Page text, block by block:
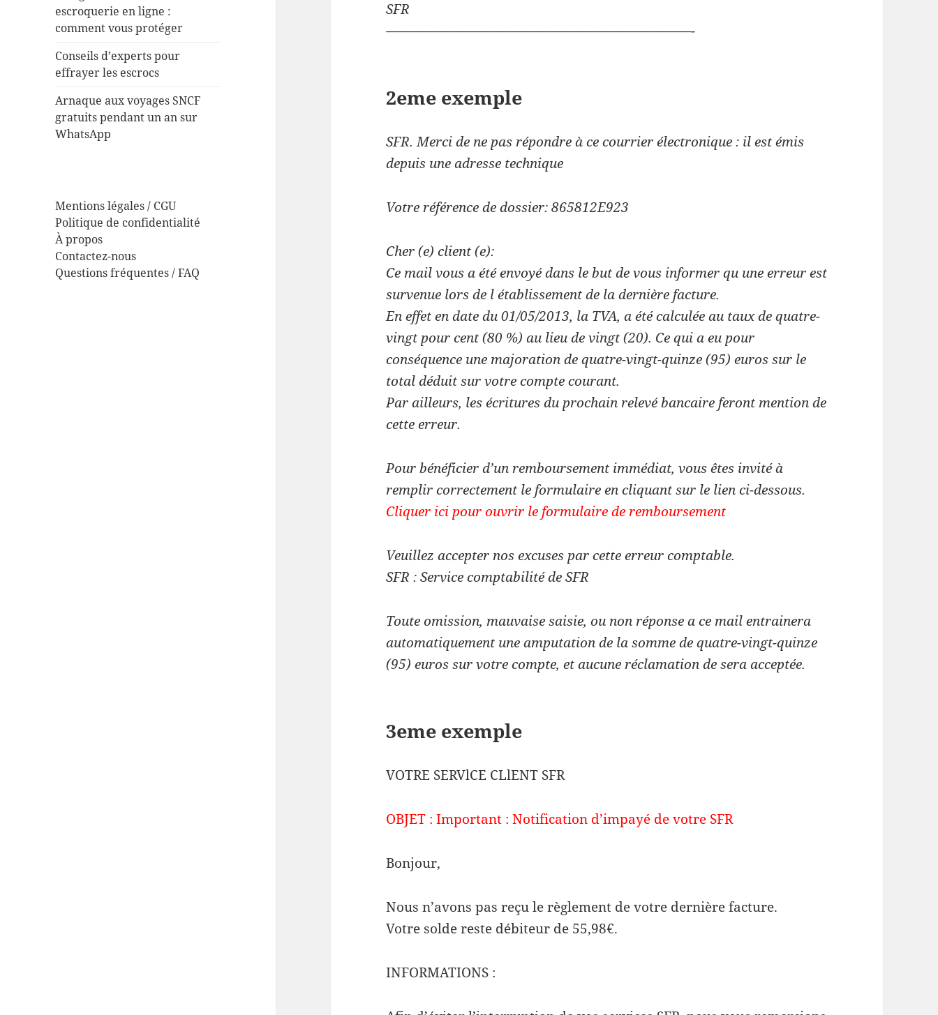
escroquerie en ligne :
comment vous protéger
Conseils d’experts pour
effrayer les escrocs
Arnaque aux voyages SNCF
gratuits pendant un an sur
WhatsApp
Mentions légales / CGU
Politique de confidentialité
À propos
Contactez-nous
Questions fréquentes / FAQ
SFR
———————————————————————-
2eme exemple
SFR. Merci de ne pas répondre à ce courrier électronique : il est émis
depuis une adresse technique
Votre référence de dossier: 865812E923
Cher (e) client (e):
Ce mail vous a été envoyé dans le but de vous informer qu une erreur est
survenue lors de l établissement de la dernière facture.
En effet en date du 01/05/2013, la TVA, a été calculée au taux de quatre-
vingt pour cent (80 %) au lieu de vingt (20). Ce qui a eu pour
conséquence une majoration de quatre-vingt-quinze (95) euros sur le
total déduit sur votre compte courant.
Par ailleurs, les écritures du prochain relevé bancaire feront mention de
cette erreur.
Pour bénéficier d’un remboursement immédiat, vous êtes invité à
remplir correctement le formulaire en cliquant sur le lien ci-dessous.
Cliquer ici pour ouvrir le formulaire de remboursement
Veuillez accepter nos excuses par cette erreur comptable.
SFR : Service comptabilité de SFR
Toute omission, mauvaise saisie, ou non réponse a ce mail entrainera
automatiquement une amputation de la somme de quatre-vingt-quinze
(95) euros sur votre compte, et aucune réclamation de sera acceptée.
3eme exemple
VOTRE SERVlCE CLlENT SFR
OBJET : Important : Notification d’impayé de votre SFR
Bonjour,
Nous n’avons pas reçu le règlement de votre dernière facture.
Votre solde reste débiteur de 55,98€.
INFORMATIONS :